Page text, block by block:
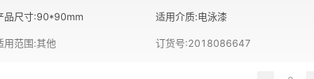
品尺寸:90*90mm 适用介质:电泳漆
用范围:其他 订货号:2018086647